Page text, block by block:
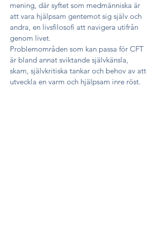
mening, där syftet som medmänniska är
att vara hjälpsam gentemot sig själv och
andra, en livsfilosofi att navigera utifrån
genom livet.
Problemområden som kan passa för CFT
är bland annat sviktande självkänsla,
skam, självkritiska tankar och behov av att
utveckla en varm och hjälpsam inre röst.